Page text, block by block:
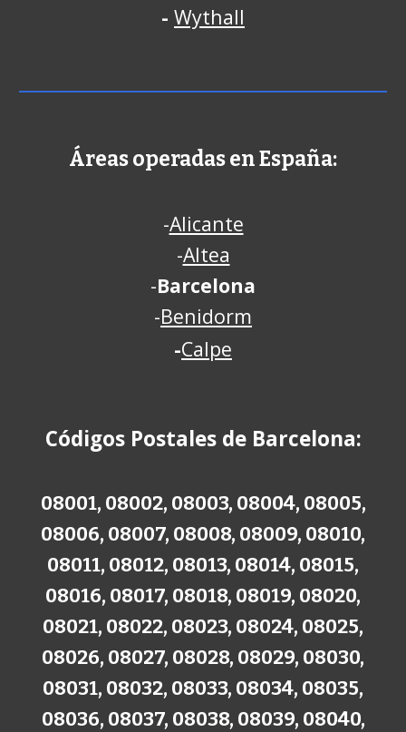
- Wythall
Áreas operadas en España:
-Alicante
-Altea
-Barcelona
-Benidorm
-Calpe
Códigos Postales de Barcelona:
08001, 08002, 08003, 08004, 08005,
08006, 08007, 08008, 08009, 08010,
08011, 08012, 08013, 08014, 08015,
08016, 08017, 08018, 08019, 08020,
08021, 08022, 08023, 08024, 08025,
08026, 08027, 08028, 08029, 08030,
08031, 08032, 08033, 08034, 08035,
08036, 08037, 08038, 08039, 08040,